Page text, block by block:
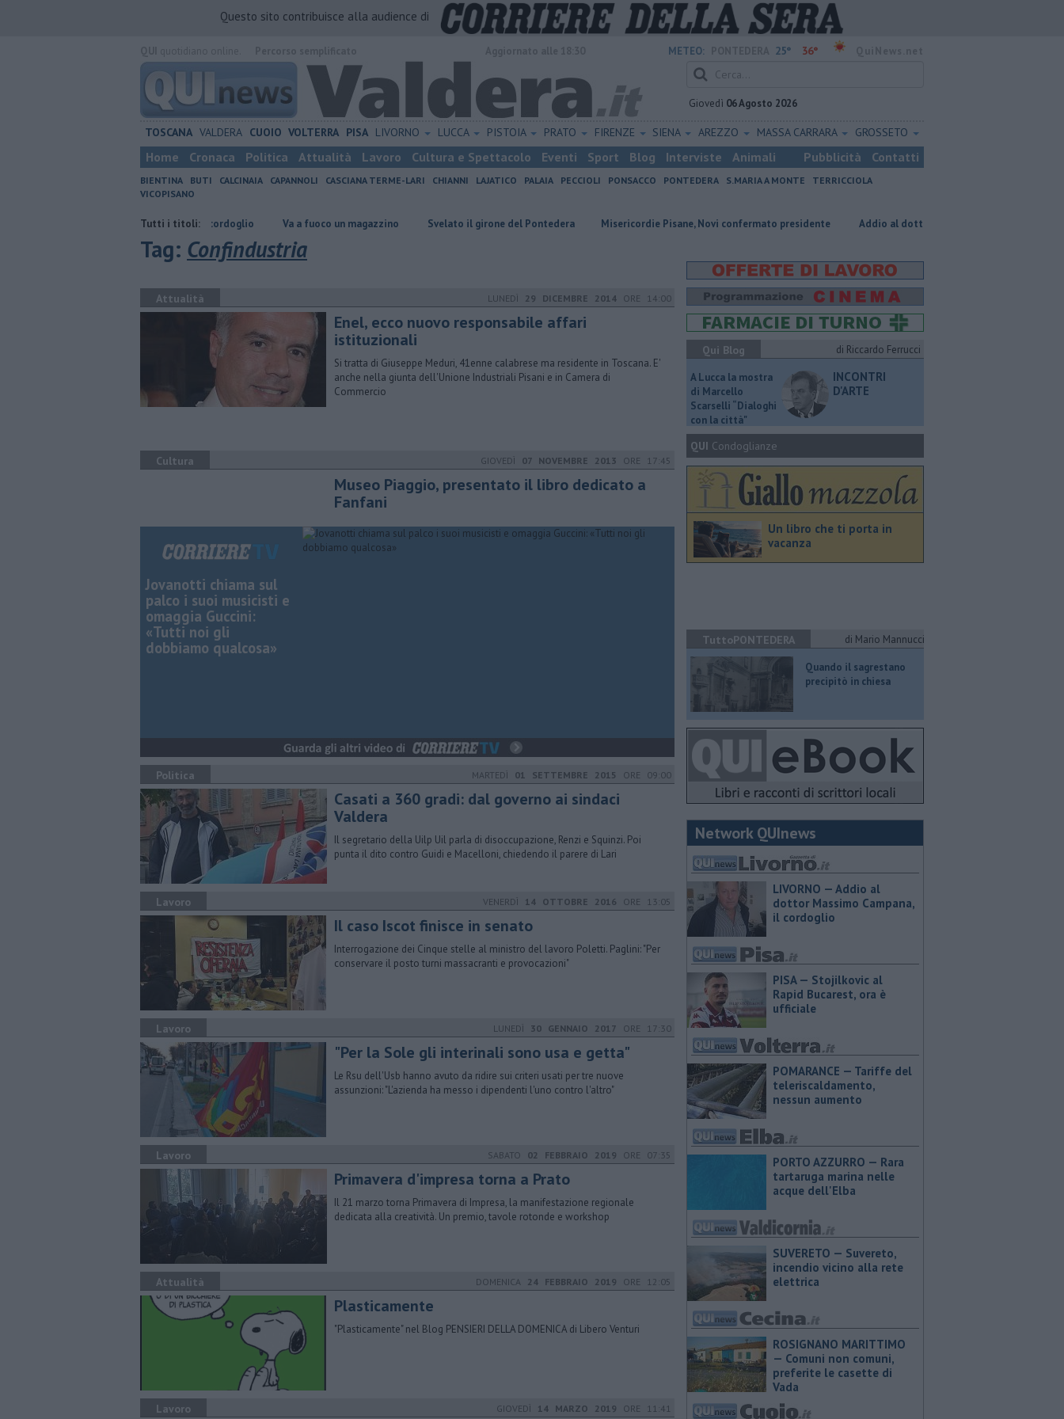
Questo sito contribuisce alla audience di
METEO: 25° 36°
Giovedì 06 Agosto 2026
TOSCANA VALDERA CUOIO VOLTERRA PISA LIVORNO LUCCA PISTOIA PRATO FIRENZE SIENA AREZZO MASSA CARRARA GROSSETO
Home Cronaca Politica Attualità Lavoro Cultura e Spettacolo Eventi Sport Blog Interviste Animali Pubblicità Contatti
BIENTINA BUTI CALCINAIA CAPANNOLI CASCIANA TERME-LARI CHIANNI LAJATICO PALAIA PECCIOLI PONSACCO PONTEDERA S.MARIA A MONTE
TERRICCIOLA
VICOPISANO
Tutti i titoli:
dottor Massimo Campana, il cordoglio Va a fuoco un magazzino Svelato il girone del Pontedera Misericordie Pisane, Novi confermato presidente Addio al dottor Massimo Campana, il cordoglio
Tag: Confindustria
Attualità LUNEDÌ 29 DICEMBRE 2014 ORE 14:00
Enel, ecco nuovo responsabile affari
istituzionali
Si tratta di Giuseppe Meduri, 41enne calabrese ma residente in Toscana. E'
anche nella giunta dell'Unione Industriali Pisani e in Camera di
Commercio
Cultura GIOVEDÌ 07 NOVEMBRE 2013 ORE 17:45
Museo Piaggio, presentato il libro dedicato a
Fanfani
Jovanotti chiama sul
palco i suoi musicisti e
omaggia Guccini:
«Tutti noi gli
dobbiamo qualcosa»
Politica MARTEDÌ 01 SETTEMBRE 2015 ORE 09:00
Casati a 360 gradi: dal governo ai sindaci
Valdera
Il segretario della Uilp Uil parla di disoccupazione, Renzi e Squinzi. Poi
punta il dito contro Guidi e Macelloni, chiedendo il parere di Lari
Lavoro VENERDÌ 14 OTTOBRE 2016 ORE 13:05
Il caso Iscot finisce in senato
Interrogazione dei Cinque stelle al ministro del lavoro Poletti. Paglini: "Per
conservare il posto turni massacranti e provocazioni"
Lavoro LUNEDÌ 30 GENNAIO 2017 ORE 17:30
"Per la Sole gli interinali sono usa e getta"
Le Rsu dell'Usb hanno avuto da ridire sui criteri usati per tre nuove
assunzioni: "L'azienda ha messo i dipendenti l'uno contro l'altro"
Lavoro SABATO 02 FEBBRAIO 2019 ORE 07:35
Primavera d'impresa torna a Prato
Il 21 marzo torna Primavera di Impresa, la manifestazione regionale
dedicata alla creatività. Un premio, tavole rotonde e workshop
Attualità DOMENICA 24 FEBBRAIO 2019 ORE 12:05
​Plasticamente
"​Plasticamente" nel Blog PENSIERI DELLA DOMENICA di Libero Venturi
Lavoro GIOVEDÌ 14 MARZO 2019 ORE 11:41
Qui Blog di Riccardo Ferrucci
A Lucca la mostra
di Marcello
Scarselli “Dialoghi
con la città"
INCONTRI
D'ARTE
QUI Condoglianze
Un libro che ti porta in
vacanza
TuttoPONTEDERA di Mario Mannucci
Quando il sagrestano
precipitò in chiesa
Network QUInews
LIVORNO — Addio al
dottor Massimo Campana,
il cordoglio
PISA — Stojilkovic al
Rapid Bucarest, ora è
ufficiale
POMARANCE — Tariffe del
teleriscaldamento,
nessun aumento
PORTO AZZURRO — Rara
tartaruga marina nelle
acque dell'Elba
SUVERETO — Suvereto,
incendio vicino alla rete
elettrica
ROSIGNANO MARITTIMO
— Comuni non comuni,
preferite le casette di
Vada